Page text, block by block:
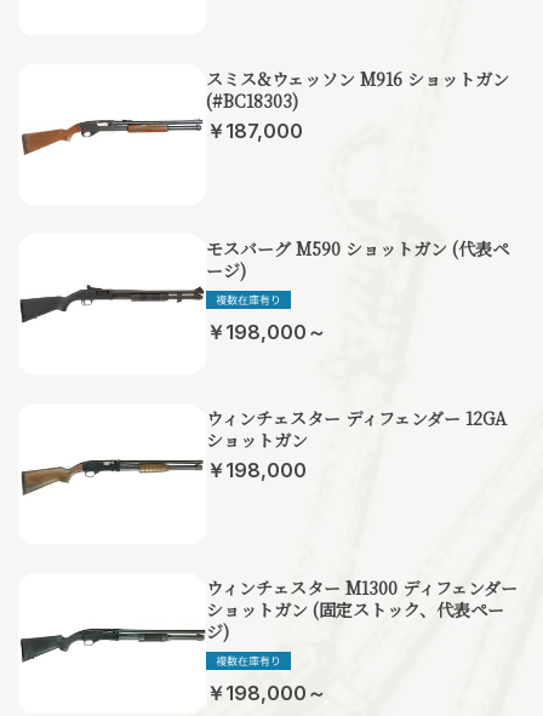
スミス&ウェッソン M916 ショットガン
(#BC18303)
￥187,000
モスバーグ M590 ショットガン (代表ペ
ージ)
￥198,000～
ウィンチェスター ディフェンダー 12GA
ショットガン
￥198,000
ウィンチェスター M1300 ディフェンダー
ショットガン (固定ストック、代表ペー
ジ)
￥198,000～